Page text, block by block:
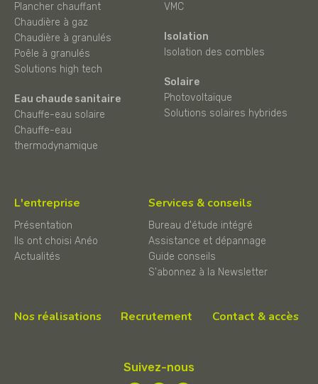
Plancher chauffant
Chaudière à gaz
Chaudière à granulés
Poêle à granulés
Solutions high tech
Eau chaude sanitaire
Chauffe-eau solaire
Chauffe-eau
thermodynamique
VMC
Isolation
Isolation des combles
Solaire
Photovoltaïque
Solutions solaires hybrides
L'entreprise
Présentation
Ils ont choisi Anéo
Actualités
Services & conseils
Bureau d'étude intégré
Assistance et dépannage
Guide conseils
S'abonnez à la Newsletter
Nos réalisations Recrutement Contact & accès
Suivez-nous